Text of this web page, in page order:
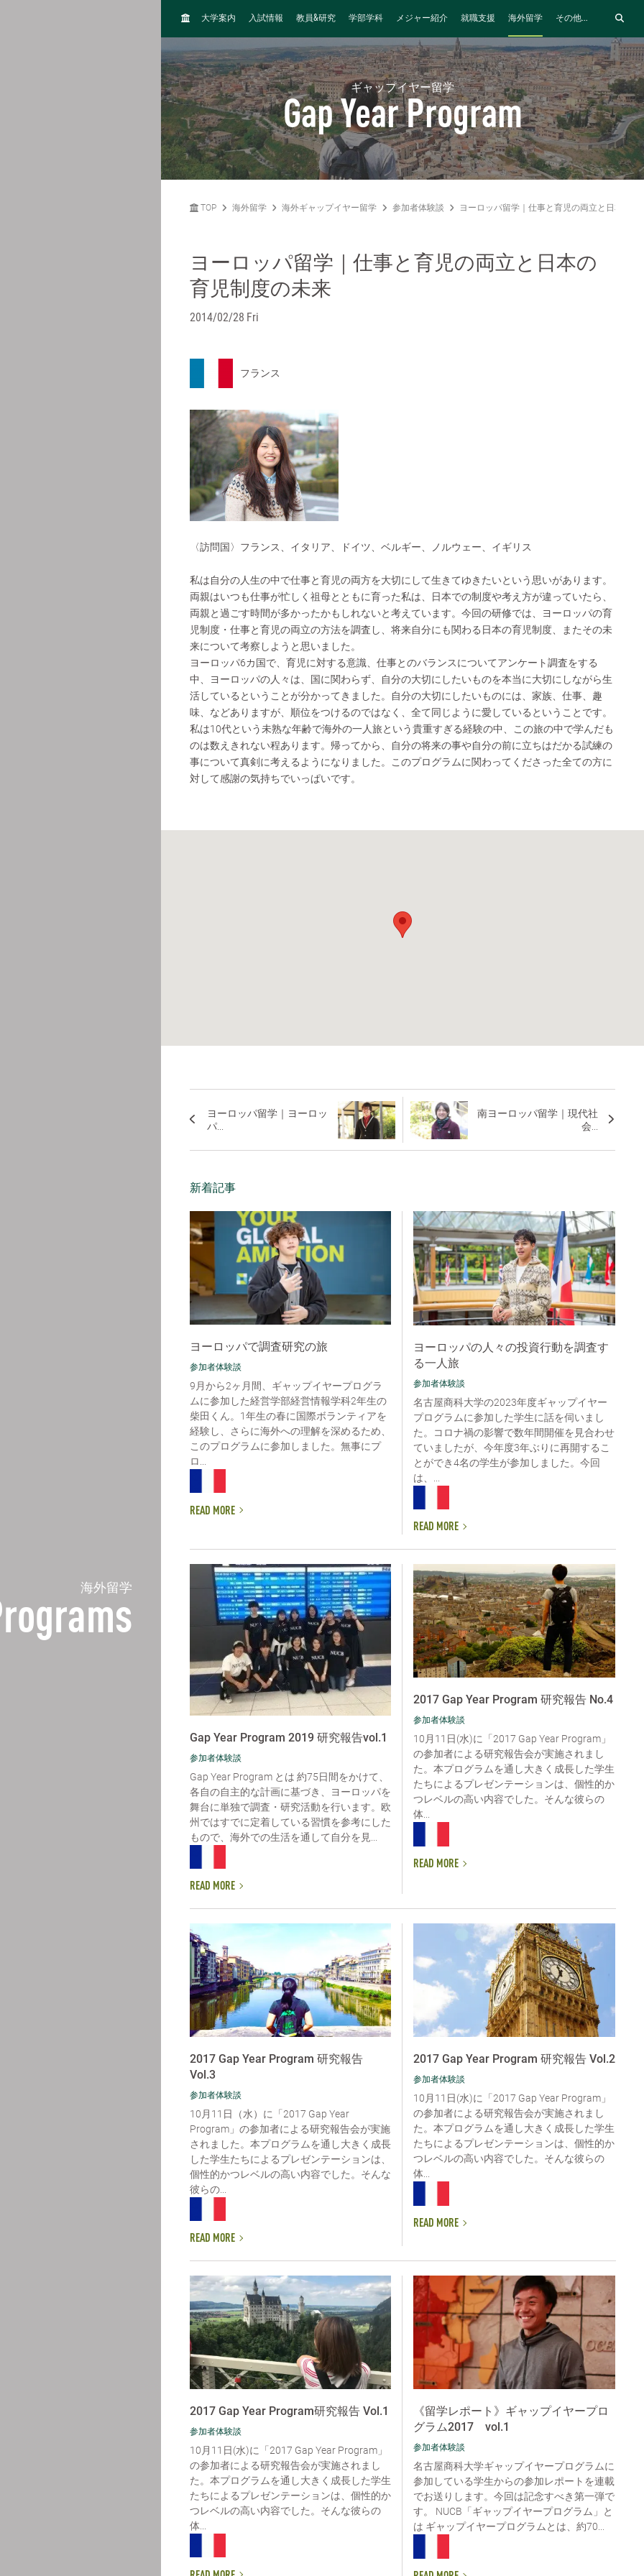
海外留学
H
E
大学案内 入試情報 教員&研究 学部学科 メジャー紹介 就職支援 海外留学 その他...
ギャップイヤー留学
Gap Year Program
TOP 海外留学 海外ギャップイヤー留学 参加者体験談 ヨーロッパ留学｜仕事と育児の両立と日本の育
ヨーロッパ留学｜仕事と育児の両立と日本の
育児制度の未来
2014/02/28 Fri
フランス
〈訪問国〉フランス、イタリア、ドイツ、ベルギー、ノルウェー、イギリス
私は自分の人生の中で仕事と育児の両方を大切にして生きてゆきたいという思いがあります。
両親はいつも仕事が忙しく祖母とともに育った私は、日本での制度や考え方が違っていたら、
両親と過ごす時間が多かったかもしれないと考えています。今回の研修では、ヨーロッパの育
児制度・仕事と育児の両立の方法を調査し、将来自分にも関わる日本の育児制度、またその未
来について考察しようと思いました。
ヨーロッパ6カ国で、育児に対する意識、仕事とのバランスについてアンケート調査をする
中、ヨーロッパの人々は、国に関わらず、自分の大切にしたいものを本当に大切にしながら生
活しているということが分かってきました。自分の大切にしたいものには、家族、仕事、趣
味、などありますが、順位をつけるのではなく、全て同じように愛しているということです。
私は10代という未熟な年齢で海外の一人旅という貴重すぎる経験の中、この旅の中で学んだも
のは数えきれない程あります。帰ってから、自分の将来の事や自分の前に立ちはだかる試練の
事について真剣に考えるようになりました。このプログラムに関わってくださった全ての方に
対して感謝の気持ちでいっぱいです。
ヨーロッパ留学｜ヨーロッ
パ...
南ヨーロッパ留学｜現代社
会...
新着記事
ヨーロッパで調査研究の旅
参加者体験談
9月から2ヶ月間、ギャップイヤープログラ
ムに参加した経営学部経営情報学科2年生の
柴田くん。1年生の春に国際ボランティアを
経験し、さらに海外への理解を深めるため、
このプログラムに参加しました。無事にプ
ロ...
READ MORE
ヨーロッパの人々の投資行動を調査す
る一人旅
参加者体験談
名古屋商科大学の2023年度ギャップイヤー
プログラムに参加した学生に話を伺いまし
た。コロナ禍の影響で数年間開催を見合わせ
ていましたが、今年度3年ぶりに再開するこ
とができ4名の学生が参加しました。今回
は、...
READ MORE
Gap Year Program 2019 研究報告vol.1
参加者体験談
Gap Year Program とは 約75日間をかけて、
各自の自主的な計画に基づき、ヨーロッパを
舞台に単独で調査・研究活動を行います。欧
州ではすでに定着している習慣を参考にした
もので、海外での生活を通して自分を見...
READ MORE
2017 Gap Year Program 研究報告 No.4
参加者体験談
10月11日(水)に「2017 Gap Year Program」
の参加者による研究報告会が実施されまし
た。本プログラムを通し大きく成長した学生
たちによるプレゼンテーションは、個性的か
つレベルの高い内容でした。そんな彼らの
体...
READ MORE
2017 Gap Year Program 研究報告
Vol.3
参加者体験談
10月11日（水）に「2017 Gap Year
Program」の参加者による研究報告会が実施
されました。本プログラムを通し大きく成長
した学生たちによるプレゼンテーションは、
個性的かつレベルの高い内容でした。そんな
彼らの...
READ MORE
2017 Gap Year Program 研究報告 Vol.2
参加者体験談
10月11日(水)に「2017 Gap Year Program」
の参加者による研究報告会が実施されまし
た。本プログラムを通し大きく成長した学生
たちによるプレゼンテーションは、個性的か
つレベルの高い内容でした。そんな彼らの
体...
READ MORE
2017 Gap Year Program研究報告 Vol.1
参加者体験談
10月11日(水)に「2017 Gap Year Program」
の参加者による研究報告会が実施されまし
た。本プログラムを通し大きく成長した学生
たちによるプレゼンテーションは、個性的か
つレベルの高い内容でした。そんな彼らの
体...
《留学レポート》ギャップイヤープロ
グラム2017 vol.1
参加者体験談
名古屋商科大学ギャップイヤープログラムに
参加している学生からの参加レポートを連載
でお送りします。今回は記念すべき第一弾で
す。 NUCB「ギャップイヤープログラム」と
は ギャップイヤープログラムとは、約70...